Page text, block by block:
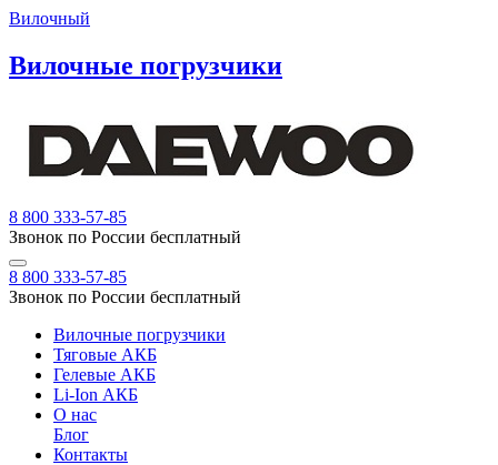
Вилочный
Вилочные погрузчики
8 800 333-57-85
Звонок по России бесплатный
8 800 333-57-85
Звонок по России бесплатный
Вилочные погрузчики
Тяговые АКБ
Гелевые АКБ
Li-Ion АКБ
О нас
Блог
Контакты